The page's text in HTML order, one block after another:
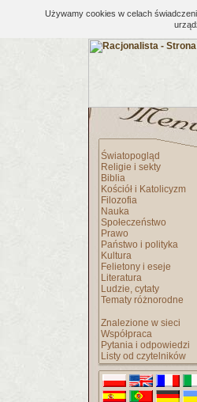
Używamy cookies w celach
Światopogląd
Religie i sekty
Biblia
Kościół i Katolicyzm
Filozofia
Nauka
Społeczeństwo
Prawo
Państwo i polityka
Kultura
Felietony i eseje
Literatura
Ludzie, cytaty
Tematy różnorodne
Znalezione w sieci
Współpraca
Pytania i odpowiedzi
Listy od czytelników